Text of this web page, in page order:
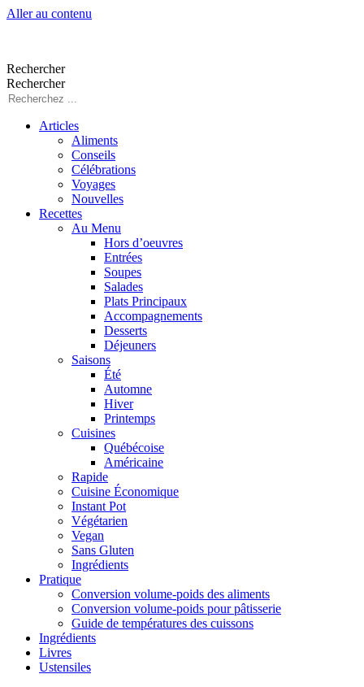
Aller au contenu
Rechercher
Rechercher
Articles
Aliments
Conseils
Célébrations
Voyages
Nouvelles
Recettes
Au Menu
Hors d’oeuvres
Entrées
Soupes
Salades
Plats Principaux
Accompagnements
Desserts
Déjeuners
Saisons
Été
Automne
Hiver
Printemps
Cuisines
Québécoise
Américaine
Rapide
Cuisine Économique
Instant Pot
Végétarien
Vegan
Sans Gluten
Ingrédients
Pratique
Conversion volume-poids des aliments
Conversion volume-poids pour pâtisserie
Guide de températures des cuissons
Ingrédients
Livres
Ustensiles